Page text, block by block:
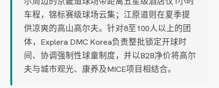
车程，锦标赛级球场云集；江原道则在夏季提
供凉爽的高山高尔夫。针对8至100人以上的团
体，Explera DMC Korea负责整批锁定开球时
间、协调强制性球童制度，并以B2B净价将高尔
夫与城市观光、康养及MICE项目相结合。